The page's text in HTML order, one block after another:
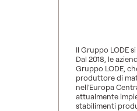
Il Gruppo LODE
Dal 2018, le
Gruppo LODE,
produttore di
nell'Europa
attualmente
stabilimenti